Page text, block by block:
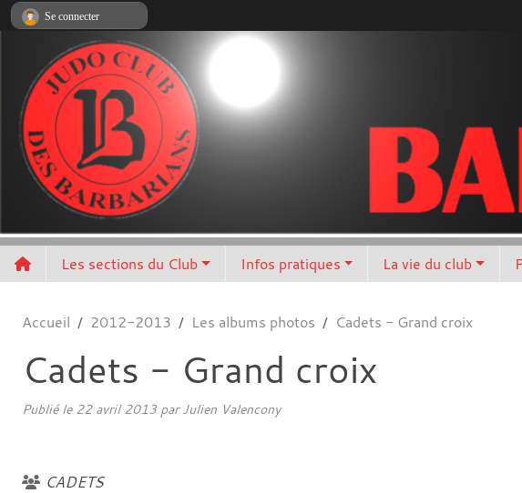
Les sections du Club Infos pratiques La vie du club
Accueil 2012-2013 Les albums photos Cadets - Grand croix
Cadets - Grand croix
Publié le 22 avril 2013par Julien Valencony
CADETS
Se connecter
Panneau de gestion des cookies